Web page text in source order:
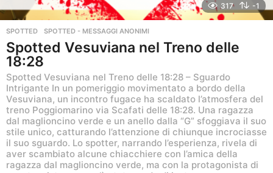
317 -1
SPOTTED ,SPOTTED - MESSAGGI ANONIMI
Spotted Vesuviana nel Treno delle
18:28
Spotted Vesuviana nel Treno delle 18:28 – Sguardo
Intrigante In un pomeriggio movimentato a bordo della
Vesuviana, un incontro fugace ha scaldato l’atmosfera del
treno Poggiomarino via Scafati delle 18:28. Una ragazza
dal maglioncino verde e un anello dalla “G” sfoggiava il suo
stile unico, catturando l’attenzione di chiunque incrociasse
il suo sguardo. Lo spotter, narrando l’esperienza, rivela di
aver scambiato alcune chiacchiere con l’amica della
ragazza dal maglioncino verde, ma con la protagonista di